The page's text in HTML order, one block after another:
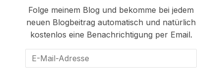
Folge meinem Blog und bekomme bei jedem
neuen Blogbeitrag automatisch und natürlich
kostenlos eine Benachrichtigung per Email.
Mail-